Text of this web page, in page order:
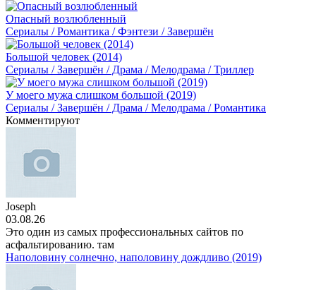
Опасный возлюбленный
Сериалы / Романтика / Фэнтези / Завершён
Большой человек (2014)
Сериалы / Завершён / Драма / Мелодрама / Триллер
У моего мужа слишком большой (2019)
Сериалы / Завершён / Драма / Мелодрама / Романтика
Комментируют
Joseph
03.08.26
Это один из самых профессиональных сайтов по
асфальтированию. там
Наполовину солнечно, наполовину дождливо (2019)